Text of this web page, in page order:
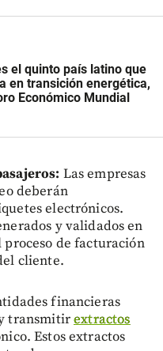
el quinto país latino que
en transición energética,
Económico Mundial
Las empresas
deberán
electrónicos.
y validados en
de facturación
cliente.
financieras
y transmitirextractos
Estos extractos